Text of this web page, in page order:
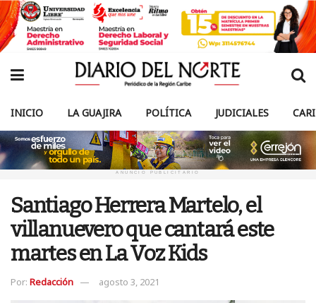
INICIO LA GUAJIRA POLÍTICA JUDICIALES
ANUNCIO PUBLICITARIO
Santiago Herrera Martelo, el
villanuevero que cantará este
martes en La Voz Kids
Por: Redacción agosto 3, 2021